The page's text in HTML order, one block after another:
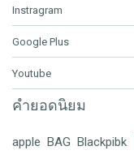
Instragram
Google Plus
Youtube
คำยอดนิยม
apple BAG Blackpibk